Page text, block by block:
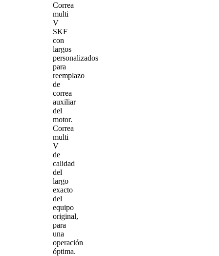
Correa
multi
V
SKF
con
largos
personalizados
para
reemplazo
de
correa
auxiliar
del
motor.
Correa
multi
V
de
calidad
del
largo
exacto
del
equipo
original,
para
una
operación
óptima.